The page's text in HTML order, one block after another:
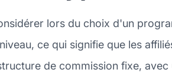
lors du choix d'un
ce qui signifie que les
de commission fixe,